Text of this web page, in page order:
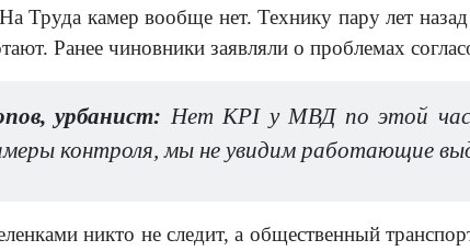
Труда камер вообще нет. Технику пару лет
Ранее чиновники заявляли о проблемах
урбанист: Нет KPI у МВД по этой
контроля, мы не увидим работающие
никто не следит, а общественный